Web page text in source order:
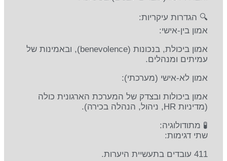
🔍 הגדרות עיקריות:
אמון בין-אישי:
אמון ביכולת, בנכונות (benevolence), ובאמינות של
עמיתים ומנהלים.
אמון לא-אישי (מערכתי):
אמון ביכולות ובצדק של המערכת הארגונית כולה
(מדיניות HR, ניהול, הנהלה בכירה).
🧪 מתודולוגיה:
שתי דגימות:
411 עובדים בתעשיית היערות.